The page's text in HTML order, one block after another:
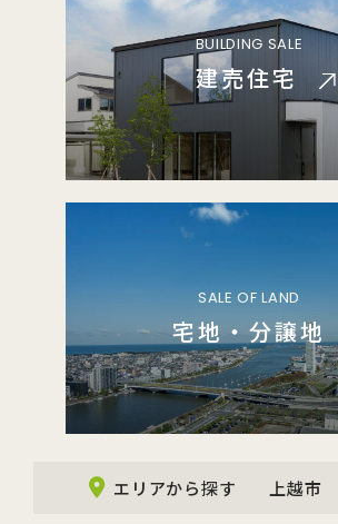
BUILDING SALE
建売住宅
SALE OF LAND
宅地・分譲地
エリアから探す 上越市